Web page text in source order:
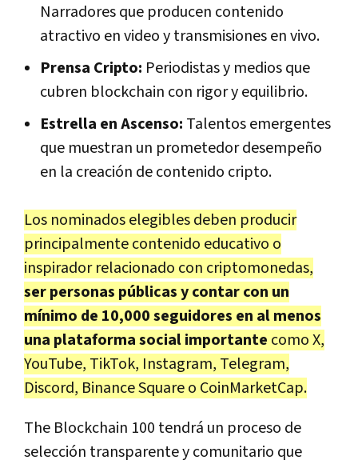
Narradores que producen contenido
atractivo en video y transmisiones en vivo.
Prensa Cripto: Periodistas y medios que
cubren blockchain con rigor y equilibrio.
Estrella en Ascenso: Talentos emergentes
que muestran un prometedor desempeño
en la creación de contenido cripto.
Los nominados elegibles deben producir
principalmente contenido educativo o
inspirador relacionado con criptomonedas,
ser personas públicas y contar con un
mínimo de 10,000 seguidores en al menos
una plataforma social importante como X,
YouTube, TikTok, Instagram, Telegram,
Discord, Binance Square o CoinMarketCap.
The Blockchain 100 tendrá un proceso de
selección transparente y comunitario que